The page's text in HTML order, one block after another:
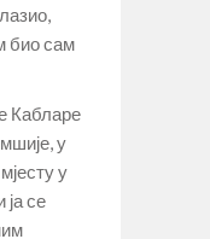
био сам
Кабларе
у
у
ја се